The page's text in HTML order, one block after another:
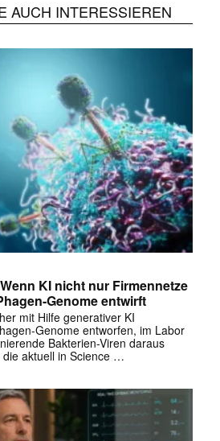
AUCH INTERESSIEREN
KI nicht nur Firmennetze
Genome entwirft
mit Hilfe generativer KI
Genome entworfen, im Labor
Bakterien-Viren daraus
aktuell in Science …